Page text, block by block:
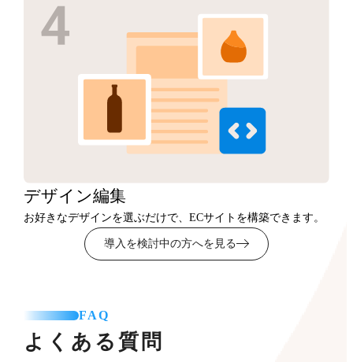
デザイン編集
お好きなデザインを選ぶだけで、ECサイトを構築できます。
導入を検討中の方へを見る
FAQ
よくある質問